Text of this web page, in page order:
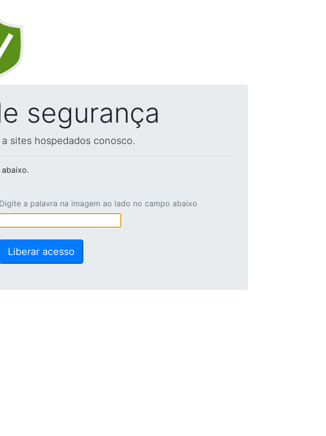
segurança
sites hospedados conosco.
Digite a palavra na imagem ao lado no campo abaixo